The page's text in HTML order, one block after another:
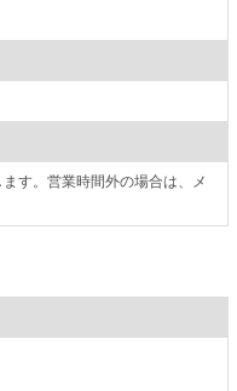
す。営業時間外の場合は、メ